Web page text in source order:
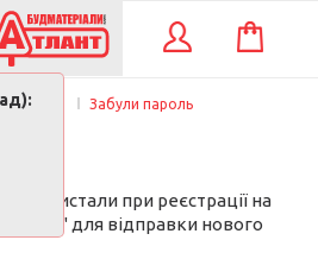
КОШИК
запис Забули пароль
при реєстрації на
для відправки нового